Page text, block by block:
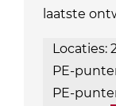
laatste
Locaties: 2
PE-
PE-